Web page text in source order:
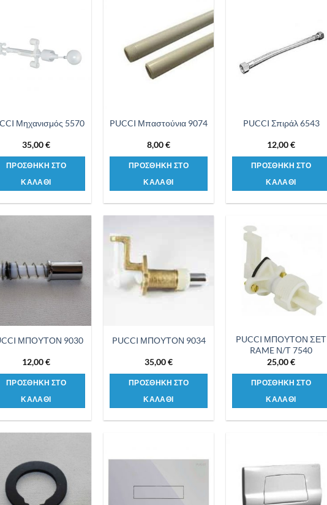
επιθυμιών
Μηχανισμός 5570
35,00€
ΠΡΟΣΘΗΚΗ ΣΤΟ
ΚΑΛΑΘΙ
Προσθήκη
στη λίστα
επιθυμιών
PUCCI Μπαστούνια 9074
8,00€
ΠΡΟΣΘΗΚΗ ΣΤΟ
ΚΑΛΑΘΙ
Προσθήκη
στη λίστα
επιθυμιών
PUCCI Σπιράλ 6543
12,00€
ΠΡΟΣΘΗΚΗ ΣΤΟ
ΚΑΛΑΘΙ
επιθυμιών
ΜΠΟΥΤΟΝ 9030
12,00€
ΠΡΟΣΘΗΚΗ ΣΤΟ
ΚΑΛΑΘΙ
PUCCI ΜΠΟΥΤΟΝ 9034
35,00€
ΠΡΟΣΘΗΚΗ ΣΤΟ
ΚΑΛΑΘΙ
PUCCI ΜΠΟΥΤΟΝ ΣΕΤ
RAME Ν/Τ 7540
25,00€
ΠΡΟΣΘΗΚΗ ΣΤΟ
ΚΑΛΑΘΙ
Προσθήκη
στη λίστα
επιθυμιών
Προσθήκη
στη λίστα
επιθυμιών